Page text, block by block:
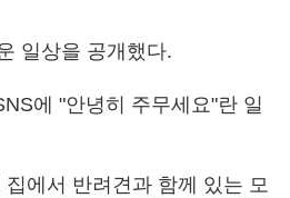
일상을 공개했다.
에 "안녕히 주무세요"란 일
에서 반려견과 함께 있는 모